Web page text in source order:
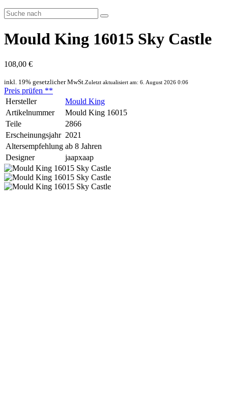
Mould King 16015 Sky Castle
108,00 €
inkl. 19% gesetzlicher MwSt. Zuletzt aktualisiert am: 6. August 2026 0:06
Preis prüfen **
Hersteller
Mould King
Artikelnummer
Mould King 16015
Teile
2866
Erscheinungsjahr 2021
Altersempfehlung ab 8 Jahren
Designer
jaapxaap